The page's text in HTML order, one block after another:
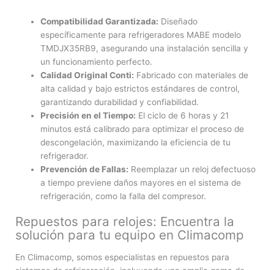
Compatibilidad Garantizada: Diseñado
específicamente para refrigeradores MABE modelo
TMDJX35RB9, asegurando una instalación sencilla y
un funcionamiento perfecto.
Calidad Original Conti: Fabricado con materiales de
alta calidad y bajo estrictos estándares de control,
garantizando durabilidad y confiabilidad.
Precisión en el Tiempo: El ciclo de 6 horas y 21
minutos está calibrado para optimizar el proceso de
descongelación, maximizando la eficiencia de tu
refrigerador.
Prevención de Fallas: Reemplazar un reloj defectuoso
a tiempo previene daños mayores en el sistema de
refrigeración, como la falla del compresor.
Repuestos para relojes: Encuentra la
solución para tu equipo en Climacomp
En Climacomp, somos especialistas en repuestos para